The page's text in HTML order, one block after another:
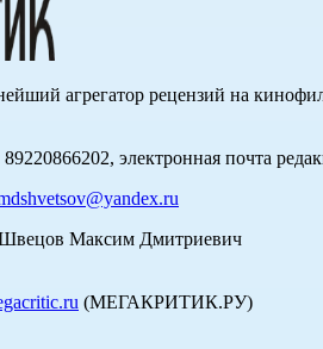
агрегатор рецензий на
электронная почта
Швецов Максим Дмитриевич
(МЕГАКРИТИК.РУ)